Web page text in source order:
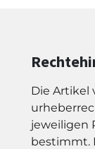
Die Artikel
jeweiligen
bestimmt.